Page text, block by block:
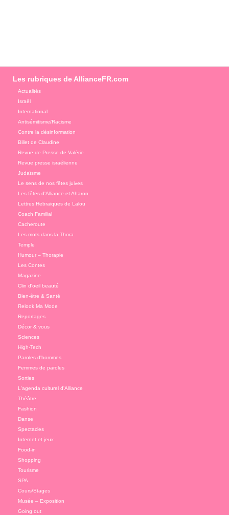
Les rubriques de AllianceFR.com
Actualités
Israël
International
Antisémitisme/Racisme
Contre la désinformation
Billet de Claudine
Revue de Presse de Valérie
Revue presse israélienne
Judaïsme
Le sens de nos fêtes juives
Les fêtes d'Alliance et Aharon
Lettres Hebraiques de Lalou
Coach Familial
Cacheroute
Les mots dans la Thora
Temple
Humour – Thorapie
Les Contes
Magazine
Clin d'oeil beauté
Bien-être & Santé
Relook Ma Mode
Reportages
Décor & vous
Sciences
High-Tech
Paroles d'hommes
Femmes de paroles
Sorties
L'agenda culturel d'Alliance
Théâtre
Fashion
Danse
Spectacles
Internet et jeux
Food-in
Shopping
Tourisme
SPA
Cours/Stages
Musée – Exposition
Going out